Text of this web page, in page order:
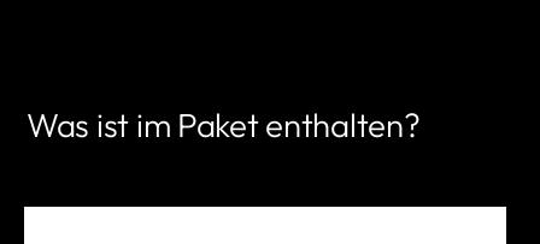
Was ist im Paket enthalten?